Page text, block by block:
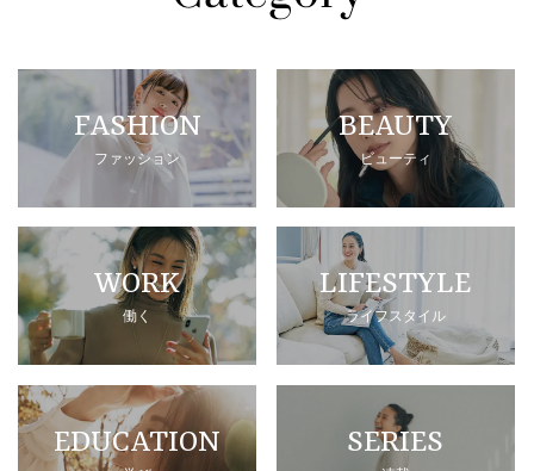
FASHION
ファッション
BEAUTY
ビューティ
WORK
働く
LIFESTYLE
ライフスタイル
EDUCATION SERIES